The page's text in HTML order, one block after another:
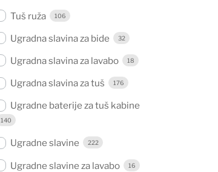
Tuš ruža 106
Ugradna slavina za bide 32
Ugradna slavina za lavabo 18
Ugradna slavina za tuš 176
Ugradne baterije za tuš kabine
140
Ugradne slavine 222
Ugradne slavine za lavabo 16